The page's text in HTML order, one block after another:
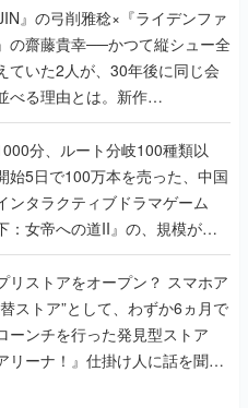
』の弓削雅稔×『ライデンファ
の齋藤貴幸──かつて縦シュー全
ていた2人が、30年後に同じ会
べる理由とは。新作
EXTREME』で初タッグを組
ンド2人に訊く開発秘話
分、ルート分岐100種類以
始5日で100万本を売った、中国
ンタラクティブドラマゲーム
：女帝への道II』の、規模が違
をプロデューサーに聞いた
トアをオープン？ スマホア
ストア”として、わずか6ヵ月で
ーンチを行った発見型ストア
リーナ！』仕掛け人に話を聞い